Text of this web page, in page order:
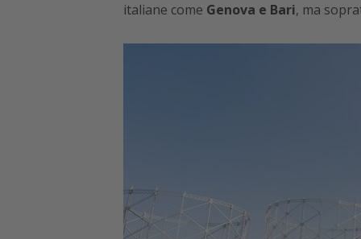
italiane come Genova e Bari, ma